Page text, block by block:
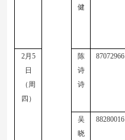
健
2月 5
日
（周
四）
陈
诗
诗
87072966
吴
晓
88280016